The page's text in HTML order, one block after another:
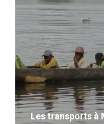
L’ananas de
VOIR LE DÉTAIL
Les transports à